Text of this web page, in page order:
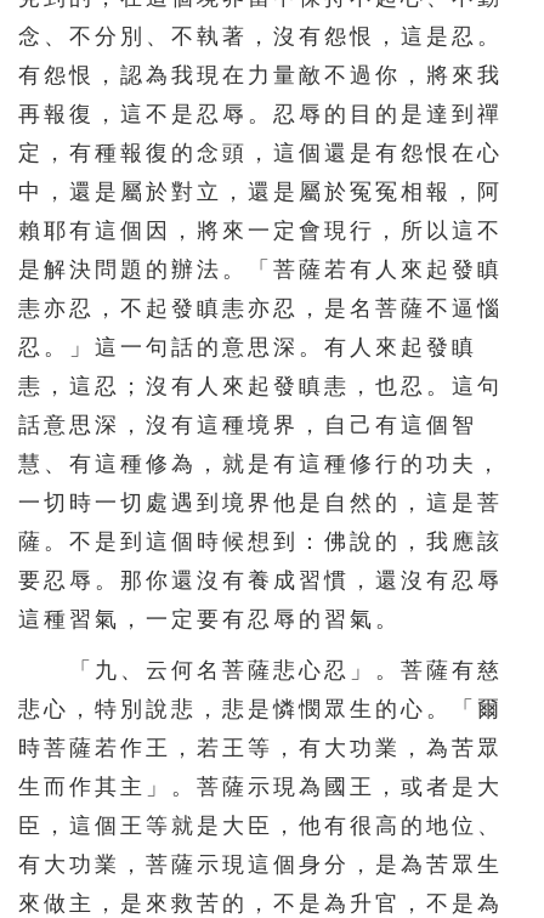
396 397 398 399 400
401 402 403 404 405
406 407 408 409 410
411 412 413 414 415
416 417 418 419 420
427 428 429 430
431 432 433 434 435
436 437 438 439 440
441 442 443 444 445
451 452 453 454 455
456 457 458 459
461 462 463 465
466 467 468 469 470
471 472 473 474 475
476 477 478 479 480
486 487 488 489 490
念、不分別、不執著，沒有怨恨，這是忍。
有怨恨，認為我現在力量敵不過你，將來我
再報復，這不是忍辱。忍辱的目的是達到禪
定，有種報復的念頭，這個還是有怨恨在心
中，還是屬於對立，還是屬於冤冤相報，阿
賴耶有這個因，將來一定會現行，所以這不
是解決問題的辦法。「菩薩若有人來起發瞋
恚亦忍，不起發瞋恚亦忍，是名菩薩不逼惱
忍。」這一句話的意思深。有人來起發瞋
恚，這忍；沒有人來起發瞋恚，也忍。這句
話意思深，沒有這種境界，自己有這個智
慧、有這種修為，就是有這種修行的功夫，
一切時一切處遇到境界他是自然的，這是菩
薩。不是到這個時候想到：佛說的，我應該
要忍辱。那你還沒有養成習慣，還沒有忍辱
這種習氣，一定要有忍辱的習氣。
「九、云何名菩薩悲心忍」。菩薩有慈
悲心，特別說悲，悲是憐憫眾生的心。「爾
時菩薩若作王，若王等，有大功業，為苦眾
生而作其主」。菩薩示現為國王，或者是大
臣，這個王等就是大臣，他有很高的地位、
有大功業，菩薩示現這個身分，是為苦眾生
來做主，是來救苦的，不是為升官，不是為